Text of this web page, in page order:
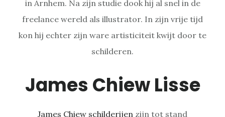
in Arnhem. Na zijn studie dook hij al snel in de
freelance wereld als illustrator. In zijn vrije tijd
kon hij echter zijn ware artisticiteit kwijt door te
schilderen.
James Chiew Lisse
James Chiew schilderijen zijn tot stand